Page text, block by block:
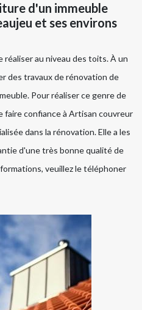
d'un immeuble
et ses environs
au niveau des toits. À un
des travaux de rénovation de
Pour réaliser ce genre de
faire confiance à Artisan couvreur
dans la rénovation. Elle a les
d'une très bonne qualité de
veuillez le téléphoner